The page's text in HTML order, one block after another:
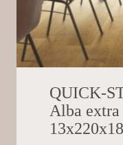
QUICK-
Alba extra